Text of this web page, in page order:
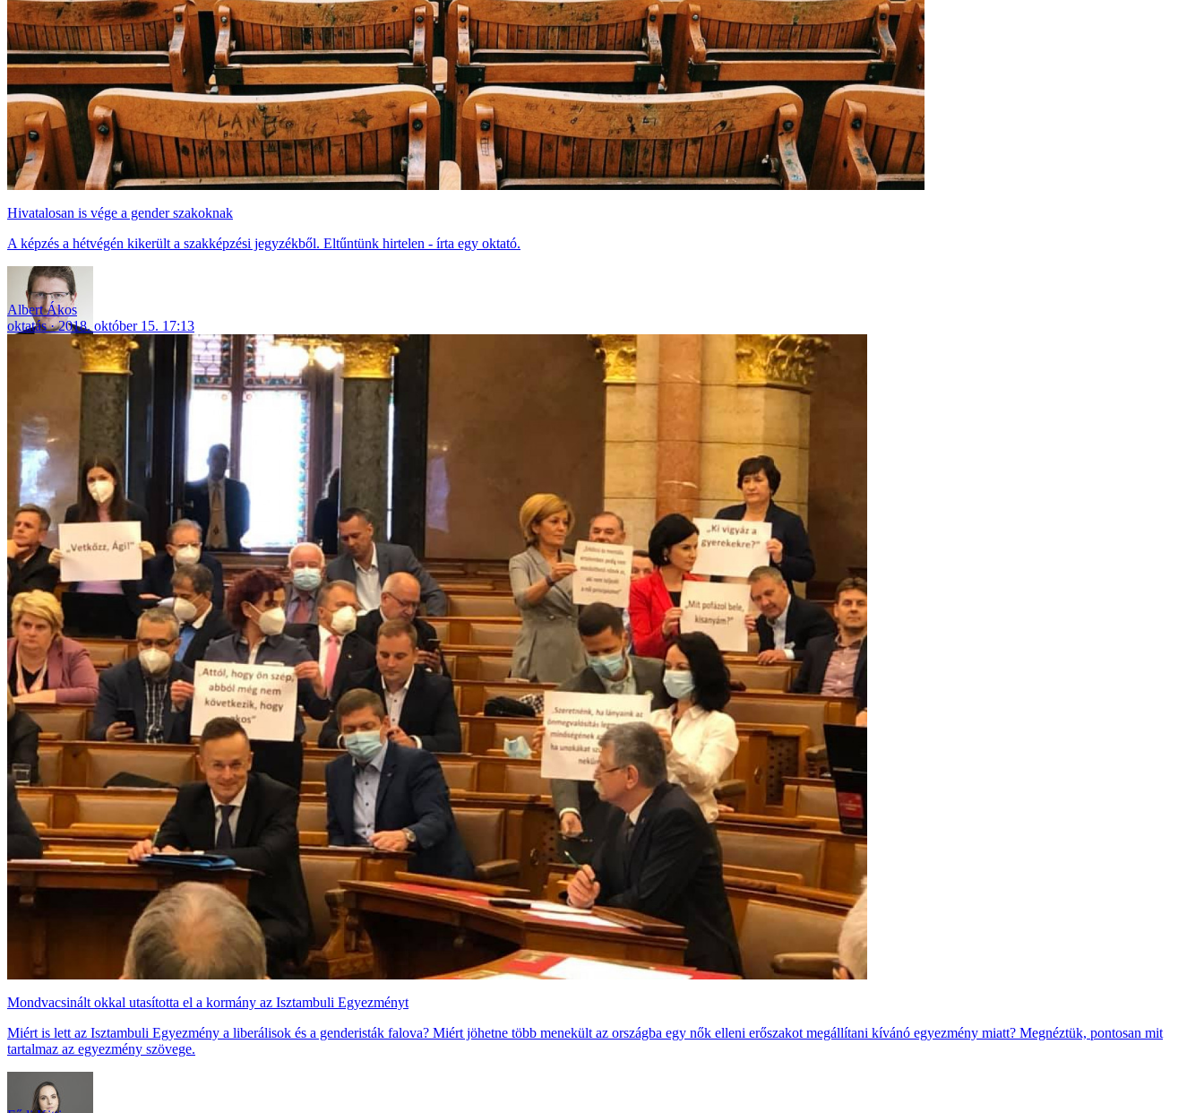
Hivatalosan is vége a gender szakoknak
A képzés a hétvégén kikerült a szakképzési jegyzékből. Eltűntünk hirtelen - írta egy oktató.
Albert Ákos
oktatás
2018. október 15. 17:13
Mondvacsinált okkal utasította el a kormány az Isztambuli Egyezményt
Miért is lett az Isztambuli Egyezmény a liberálisok és a genderisták falova? Miért jöhetne több menekült az országba egy nők elleni erőszakot megállítani kívánó egyezmény miatt? Megnéztük, pontosan mit
tartalmaz az egyezmény szövege.